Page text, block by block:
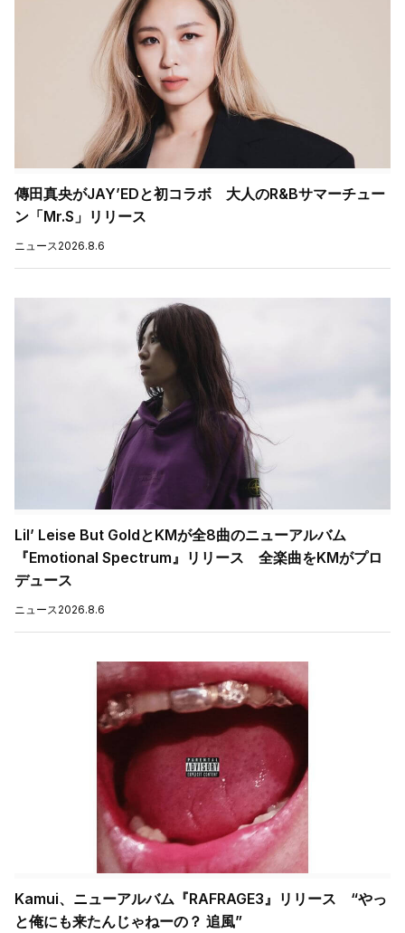
傳田真央がJAY’EDと初コラボ 大人のR&Bサマーチュー
ン「Mr.S」リリース
ニュース 2026.8.6
Lil’ Leise But GoldとKMが全8曲のニューアルバム
『Emotional Spectrum』リリース 全楽曲をKMがプロ
デュース
ニュース 2026.8.6
Kamui、ニューアルバム『RAFRAGE3』リリース “やっ
と俺にも来たんじゃねーの？ 追風”